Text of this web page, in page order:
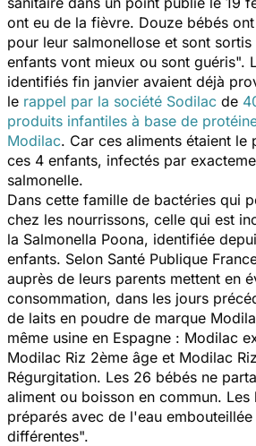
ont eu de la fièvre. Douze bébés
pour leur salmonellose et sont
enfants vont mieux ou sont guéris".
identifiés fin janvier avaient déjà
le rappel par la société Sodilac de
produits infantiles à base de
Modilac. Car ces aliments étaient le
ces 4 enfants, infectés par
salmonelle.
Dans cette famille de bactéries qui
chez les nourrissons, celle qui est
la Salmonella Poona, identifiée
enfants. Selon Santé Publique
auprès de leurs parents mettent en
consommation, dans les jours
de laits en poudre de marque
même usine en Espagne : Modilac
Modilac Riz 2ème âge et Modilac
Régurgitation. Les 26 bébés ne
aliment ou boisson en commun. Les
préparés avec de l'eau
différentes".